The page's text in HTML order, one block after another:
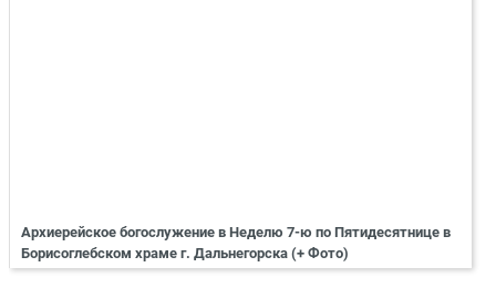
Архиерейское богослужение в Неделю 7-ю по Пятидесятнице в
Борисоглебском храме г. Дальнегорска (+ Фото)